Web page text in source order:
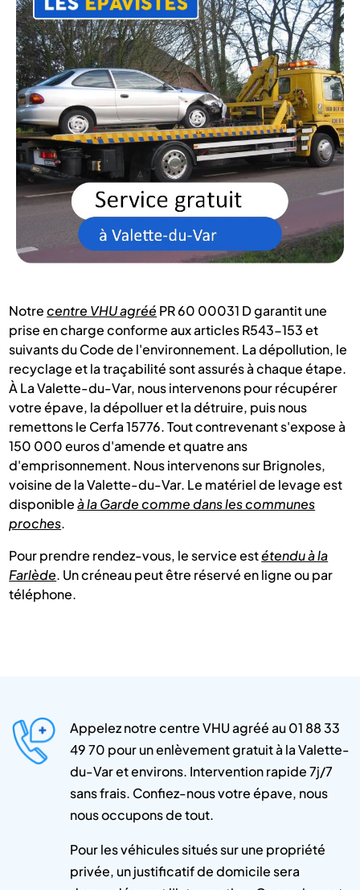
Notrecentre VHU agréé PR 60 00031 D garantit une
prise en charge conforme aux articles R543-153 et
suivants du Code de l'environnement. La dépollution, le
recyclage et la traçabilité sont assurés à chaque étape.
À La Valette-du-Var, nous intervenons pour récupérer
votre épave, la dépolluer et la détruire, puis nous
remettons le Cerfa 15776. Tout contrevenant s'expose à
150 000 euros d'amende et quatre ans
d'emprisonnement. Nous intervenons sur Brignoles,
voisine de la Valette-du-Var. Le matériel de levage est
disponibleà la Garde comme dans les communes
proches.
Pour prendre rendez-vous, le service estétendu à la
Farlède. Un créneau peut être réservé en ligne ou par
téléphone.
Appelez notre centre VHU agréé au 01 88 33
49 70 pour un enlèvement gratuit à la Valette-
du-Var et environs. Intervention rapide 7j/7
sans frais. Confiez-nous votre épave, nous
nous occupons de tout.
Pour les véhicules situés sur une propriété
privée, un justificatif de domicile sera